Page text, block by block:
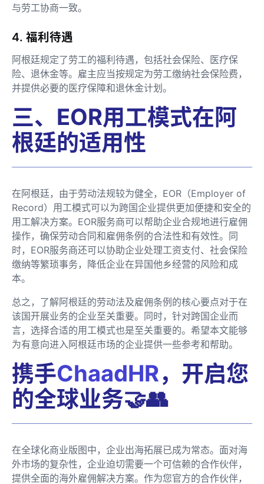
与劳工协商一致。
4. 福利待遇
阿根廷规定了劳工的福利待遇，包括社会保险、医疗保
险、退休金等。雇主应当按规定为劳工缴纳社会保险费，
并提供必要的医疗保障和退休金计划。
三、EOR用工模式在阿
根廷的适用性
在阿根廷，由于劳动法规较为健全，EOR（Employer of
Record）用工模式可以为跨国企业提供更加便捷和安全的
用工解决方案。EOR服务商可以帮助企业合规地进行雇佣
操作，确保劳动合同和雇佣条例的合法性和有效性。同
时，EOR服务商还可以协助企业处理工资支付、社会保险
缴纳等繁琐事务，降低企业在异国他乡经营的风险和成
本。
总之，了解阿根廷的劳动法及雇佣条例的核心要点对于在
该国开展业务的企业至关重要。同时，针对跨国企业而
言，选择合适的用工模式也是至关重要的。希望本文能够
为有意向进入阿根廷市场的企业提供一些参考和帮助。
携手ChaadHR，开启您
的全球业务🤝👥
在全球化商业版图中，企业出海拓展已成为常态。面对海
外市场的复杂性，企业迫切需要一个可信赖的合作伙伴，
提供全面的海外雇佣解决方案。作为您官方的合作伙伴，